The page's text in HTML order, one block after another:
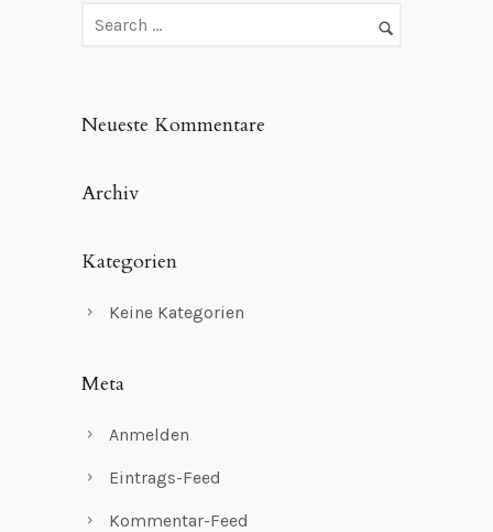
Neueste Kommentare
Archiv
Kategorien
Keine Kategorien
Meta
Anmelden
Eintrags-Feed
Kommentar-Feed